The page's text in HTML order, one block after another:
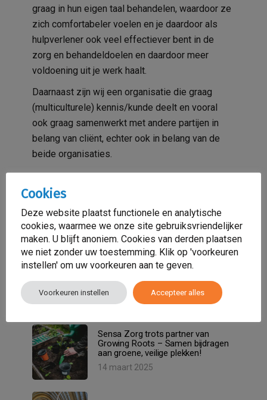
graag in hun eigen taal behandelen, waardoor ze
zich comfortabeler voelen en je daardoor als
hulpverlener ook veel effectiever bent in de
zorg en behandeldoelen en daardoor meer
voldoening uit je werk haalt.
Daarnaast zijn wij een organisatie die graag
(multiculturele) kennis/kunde deelt en vooral
ook graag samenwerkt met andere partijen in
belang van cliënt, echter ook in belang van de
beide organisaties.
Nieuwsartikelen
Onze Iftar-avond op 27 maart in
onvergetelijke ervaring!
7 april 2025
Sensa Zorg trots partner van
Growing Roots – Samen bijdragen
aan groene, veilige plekken!
14 maart 2025
Cookies
Deze website plaatst functionele en analytische
cookies, waarmee we onze site gebruiksvriendelijker
maken. U blijft anoniem. Cookies van derden plaatsen
we niet zonder uw toestemming. Klik op 'voorkeuren
instellen' om uw voorkeuren aan te geven.
Voorkeuren instellen Accepteer alles